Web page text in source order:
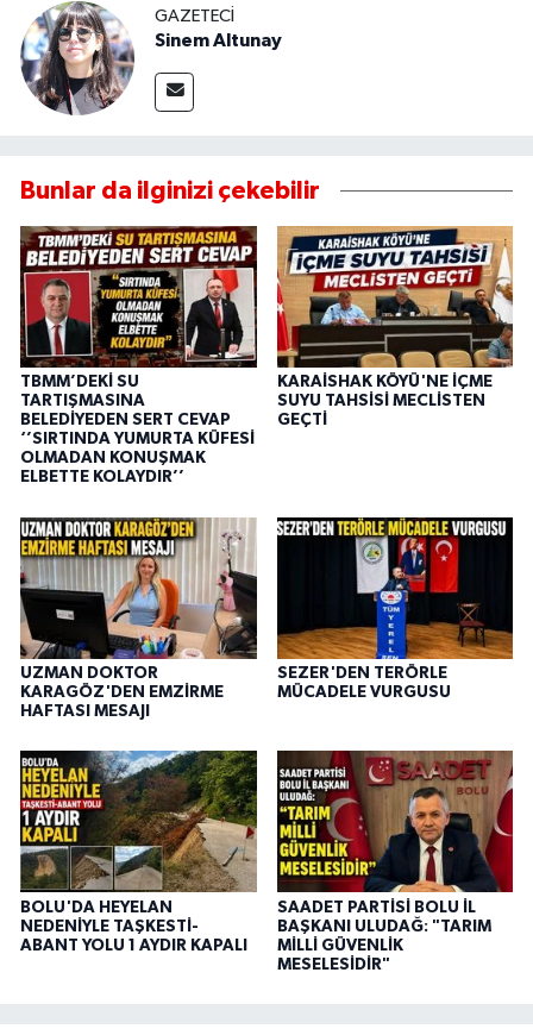
GAZETECI
Sinem Altunay
Bunlar da ilginizi çekebilir
TBMM’DEKİ SU
TARTIŞMASINA
BELEDİYEDEN SERT CEVAP
‘’SIRTINDA YUMURTA KÜFESİ
OLMADAN KONUŞMAK
ELBETTE KOLAYDIR’’
KARAİSHAK KÖYÜ'NE İÇME
SUYU TAHSİSİ MECLİSTEN
GEÇTİ
UZMAN DOKTOR
KARAGÖZ'DEN EMZİRME
HAFTASI MESAJI
SEZER'DEN TERÖRLE
MÜCADELE VURGUSU
BOLU'DA HEYELAN
NEDENİYLE TAŞKESTİ-
ABANT YOLU 1 AYDIR KAPALI
SAADET PARTİSİ BOLU İL
BAŞKANI ULUDAĞ: "TARIM
MİLLİ GÜVENLİK
MESELESİDİR"